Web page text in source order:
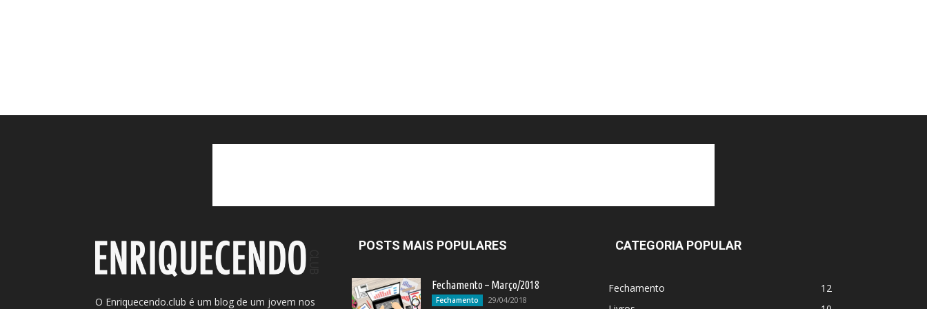
O Enriquecendo.club é um blog de um jovem nos
POSTS MAIS POPULARES
Fechamento – Março/2018
Fechamento 29/04/2018
CATEGORIA POPULAR
Fechamento
12